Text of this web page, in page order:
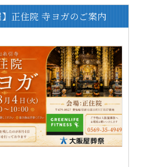
】正住院 寺ヨガのご案内